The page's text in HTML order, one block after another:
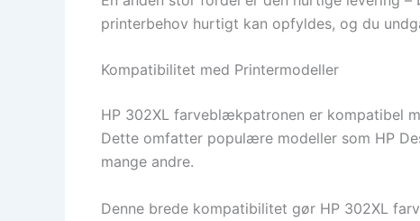
printerbehov hurtigt kan opfyldes, og du
Kompatibilitet med Printermodeller
HP 302XL farveblækpatronen er kompatibel
Dette omfatter populære modeller som HP
mange andre.
Denne brede kompatibilitet gør HP 302XL